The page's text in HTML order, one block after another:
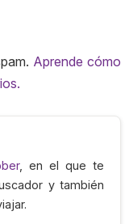
Aprende cómo
, en el que te
y también